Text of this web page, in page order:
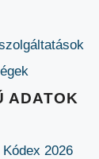
ADATOK
2026